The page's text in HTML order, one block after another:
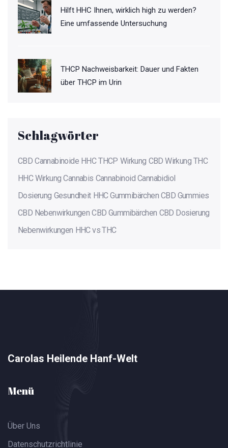
Hilft HHC Ihnen, wirklich high zu werden?
Eine umfassende Untersuchung
THCP Nachweisbarkeit: Dauer und Fakten
über THCP im Urin
Schlagwörter
CBD Cannabinoide HHC THCP Wirkung CBD Wirkung THC
HHC Wirkung Cannabis Cannabinoid Cannabidiol
Dosierung Gesundheit HHC Gummibärchen CBD Gummies
CBD Nebenwirkungen CBD Gummibärchen CBD Dosierung
Nebenwirkungen HHC vs THC
Carolas Heilende Hanf-Welt
Menü
Über Uns
Datenschutzrichtlinie